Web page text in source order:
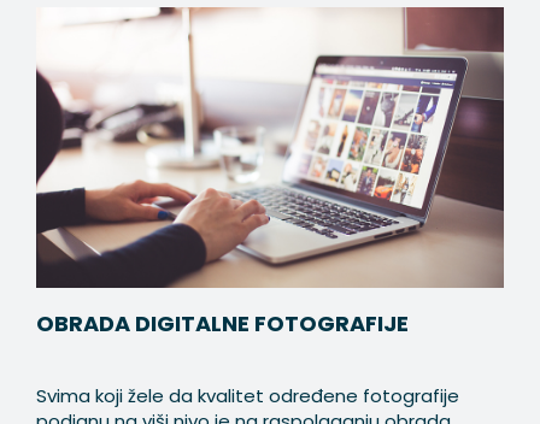
OBRADA DIGITALNE FOTOGRAFIJE
Svima koji žele da kvalitet određene fotografije